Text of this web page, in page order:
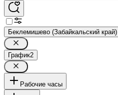
Беклемишево (Забайкальский край)
График2
Рабочие часы